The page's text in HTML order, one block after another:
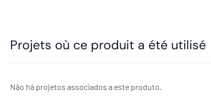
Projets où ce produit a été utilisé
Não há projetos associados a este produto.